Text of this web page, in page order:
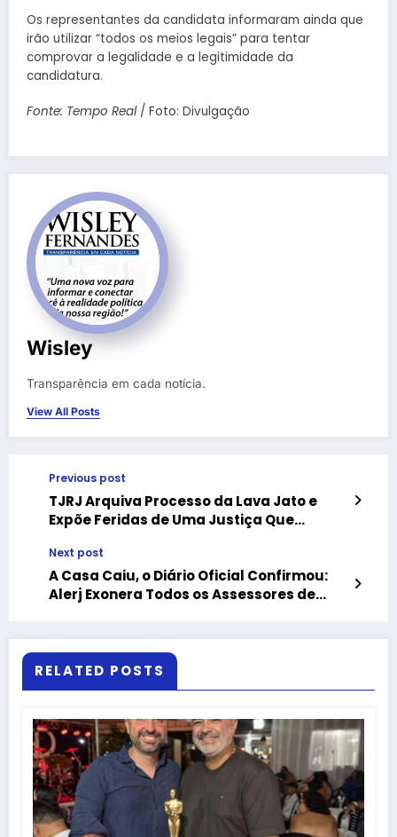
Os representantes da candidata informaram ainda que
irão utilizar “todos os meios legais” para tentar
comprovar a legalidade e a legitimidade da
candidatura.
Fonte: Tempo Real/ Foto: Divulgação
Wisley
Transparência em cada notícia.
View All Posts
Previous post
TJRJ Arquiva Processo da Lava Jato e
Expõe Feridas de Uma Justiça Que
Next post
A Casa Caiu, o Diário Oficial Confirmou:
Alerj Exonera Todos os Assessores de
RELATED POSTS